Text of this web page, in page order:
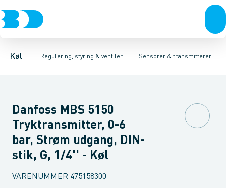
Køl Regulering, styring & ventiler
KompressorerKondenseringsaggregaterFordampere
Sensorer & transmitterer
Pressostater & termostaterSensorer & transmitterer
Temperaturfølere Tryktransmitterer Testventiler
Danfoss MBS 5150
Tryktransmitter, 0-6
bar, Strøm udgang, DIN-
stik, G, 1/4'' - Køl
VARENUMMER 475158300